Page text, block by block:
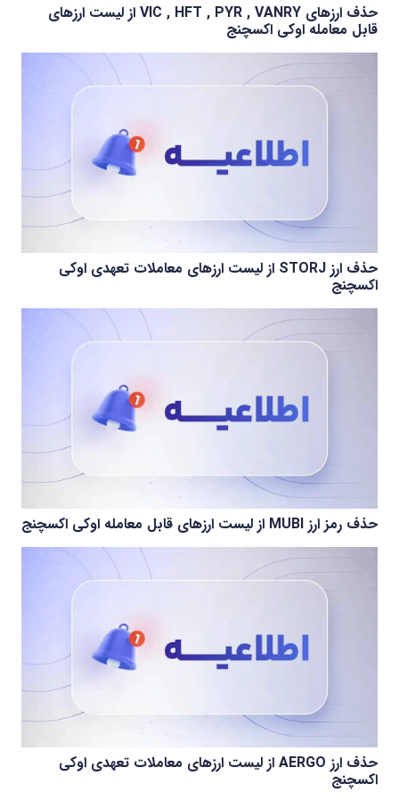
حذف ارزهای VIC , HFT , PYR , VANRY از لیست ارزهای
قابل معامله اوکی اکسچنج
حذف ارز STORJ از لیست ارزهای معاملات تعهدی اوکی
اکسچنج
حذف رمز ارز MUBI از لیست ارزهای قابل معامله اوکی اکسچنج
حذف ارز AERGO از لیست ارزهای معاملات تعهدی اوکی
اکسچنج